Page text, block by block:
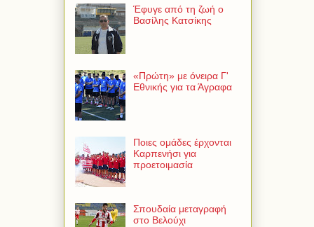
Έφυγε από τη ζωή ο
Βασίλης Κατσίκης
«Πρώτη» με όνειρα Γ'
Εθνικής για τα Άγραφα
Ποιες ομάδες έρχονται
Καρπενήσι για
προετοιμασία
Σπουδαία μεταγραφή
στο Βελούχι